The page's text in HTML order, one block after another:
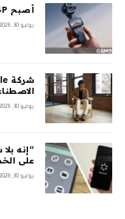
أصبح DJI Osmo Pocket 4P عالميًا
يوليو 30, 2026
السلسلة A بقيمة 100 مليون دولار
يوليو 30, 2026
“إنه
على
يوليو 30, 2026